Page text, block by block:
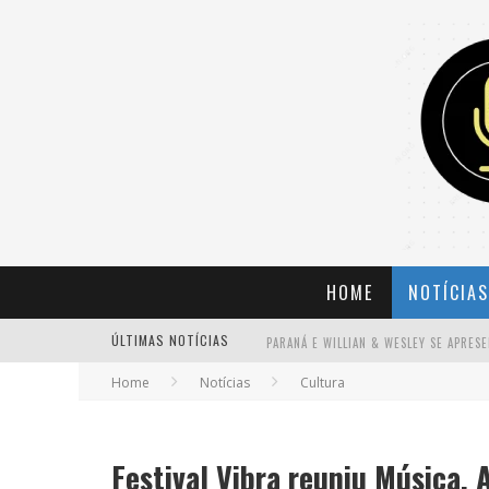
HOME NOTÍCIAS
ÚLTIMAS NOTÍCIAS
Home Notícias Cultura
Festival Vibra reuniu Música,